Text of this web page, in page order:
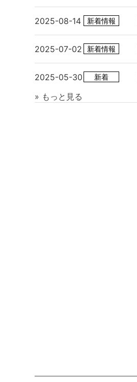
2025-08-14 新着情報
2025-07-02 新着情報
2025-05-30 新着
» もっと見る